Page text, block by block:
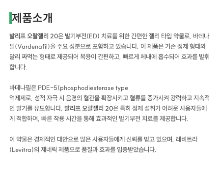
제품소개
발리프 오랄젤리 20은 발기부전(ED) 치료를 위한 간편한 젤리 타입 약물로, 바데나
필(Vardenafil)을 주요 성분으로 포함하고 있습니다. 이 제품은 기존 정제 형태와
달리 짜먹는 형태로 제공되어 복용이 간편하고, 빠르게 체내에 흡수되어 효과를 발휘
합니다.
바데나필은 PDE-5(phosphodiesterase type
억제제로, 성적 자극 시 음경의 혈관을 확장시키고 혈류를 증가시켜 강력하고 지속적
인 발기를 유도합니다.발리프 오랄젤리 20은 특히 정제 섭취가 어려운 사용자들에
게 적합하며, 빠른 작용 시간을 통해 효과적인 발기부전 치료를 제공합니다.
이 약물은 경제적인 대안으로 많은 사용자들에게 신뢰를 받고 있으며, 레비트라
(Levitra)의 제네릭 제품으로 품질과 효과를 입증받았습니다.